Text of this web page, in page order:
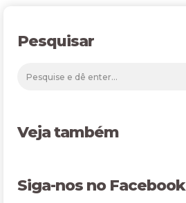
Pesquisar
Veja também
Siga-nos no Facebook